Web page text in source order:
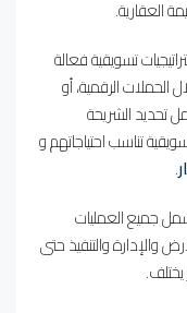
العقارية.
تسويقية فعالة
الحملات الرقمية، أو
تحديد الشريحة
تناسب احتياجاتهم و
.
جميع العمليات
والإدارة والتنفيذ حتى